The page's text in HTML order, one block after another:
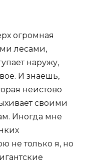
огромная
лесами,
наружу,
И знаешь,
неистово
своими
Иногда мне
не только я, но